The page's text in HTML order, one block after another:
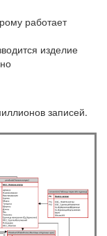
работает
изделие
записей.